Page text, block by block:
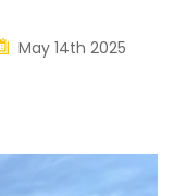
May 14th 2025